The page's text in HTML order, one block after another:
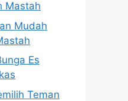
Mastah
Mudah
Es
Teman